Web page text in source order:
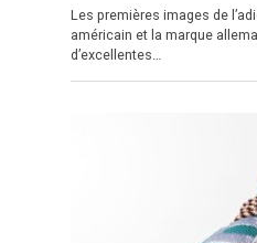
Les premières images de
américain et la marque
d’excellentes…